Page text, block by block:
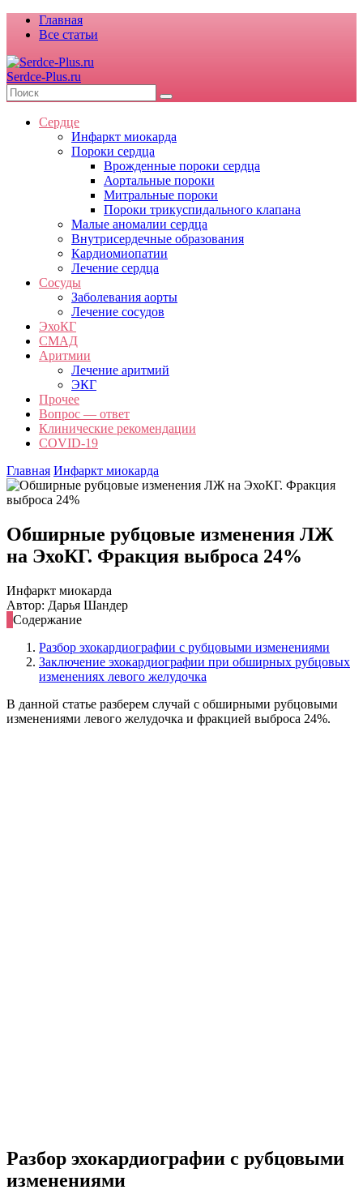
Главная
Все статьи
Serdce-Plus.ru
Сердце
Инфаркт миокарда
Пороки сердца
Врожденные пороки сердца
Аортальные пороки
Митральные пороки
Пороки трикуспидального клапана
Малые аномалии сердца
Внутрисердечные образования
Кардиомиопатии
Лечение сердца
Сосуды
Заболевания аорты
Лечение сосудов
ЭхоКГ
СМАД
Аритмии
Лечение аритмий
ЭКГ
Прочее
Вопрос — ответ
Клинические рекомендации
COVID-19
Главная Инфаркт миокарда
Обширные рубцовые изменения ЛЖ
на ЭхоКГ. Фракция выброса 24%
Инфаркт миокарда
Автор: Дарья Шандер
Содержание
Разбор эхокардиографии с рубцовыми изменениями
Заключение эхокардиографии при обширных рубцовых
изменениях левого желудочка
В данной статье разберем случай с обширными рубцовыми
изменениями левого желудочка и фракцией выброса 24%.
Разбор эхокардиографии с рубцовыми
изменениями